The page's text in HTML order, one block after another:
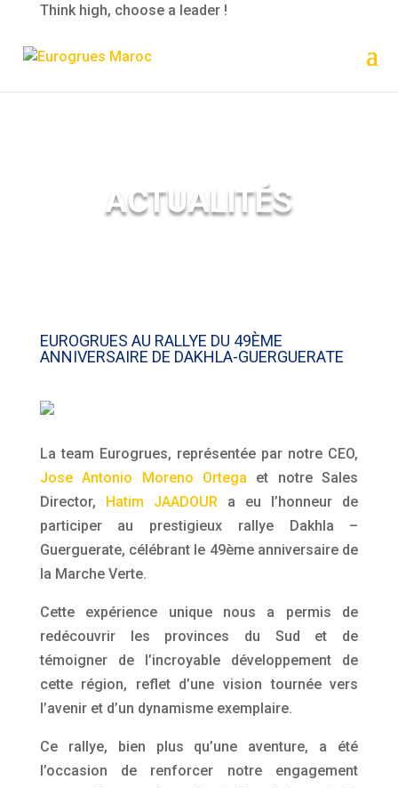
Think high, choose a leader !
ACTUALITÉS
EUROGRUES AU RALLYE DU 49ÈME
ANNIVERSAIRE DE DAKHLA-GUERGUERATE
La team Eurogrues, représentée par notre CEO,
Jose Antonio Moreno Ortega et notre Sales
Director, Hatim JAADOURa eu l’honneur de
participer au prestigieux rallye Dakhla –
Guerguerate, célébrant le 49ème anniversaire de
la Marche Verte.
Cette expérience unique nous a permis de
redécouvrir les provinces du Sud et de
témoigner de l’incroyable développement de
cette région, reflet d’une vision tournée vers
l’avenir et d’un dynamisme exemplaire.
Ce rallye, bien plus qu’une aventure, a été
l’occasion de renforcer notre engagement